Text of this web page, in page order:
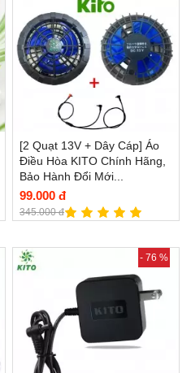
[2 Quạt 13V + Dây Cáp] Áo
Điều Hòa KITO Chính Hãng,
Bảo Hành Đổi Mới...
99.000 đ
345.000 đ
- 76 %